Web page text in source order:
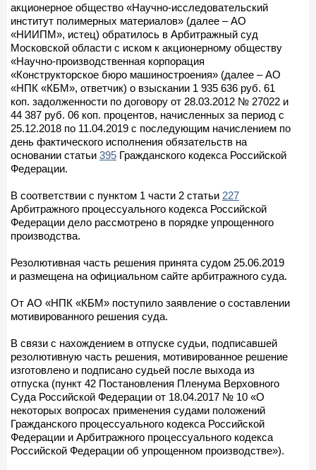
акционерное общество «Научно-исследовательский
институт полимерных материалов» (далее – АО
«НИИПМ», истец) обратилось в Арбитражный суд
Московской области с иском к акционерному обществу
«Научно-производственная корпорация
«Конструкторское бюро машиностроения» (далее – АО
«НПК «КБМ», ответчик) о взыскании 1 935 636 руб. 61
коп. задолженности по договору от 28.03.2012 № 27022 и
44 387 руб. 06 коп. процентов, начисленных за период с
25.12.2018 по 11.04.2019 с последующим начислением по
день фактического исполнения обязательств на
основании статьи 395 Гражданского кодекса Российской
Федерации.
В соответствии с пунктом 1 части 2 статьи 227
Арбитражного процессуального кодекса Российской
Федерации дело рассмотрено в порядке упрощенного
производства.
Резолютивная часть решения принята судом 25.06.2019
и размещена на официальном сайте арбитражного суда.
От АО «НПК «КБМ» поступило заявление о составлении
мотивированного решения суда.
В связи с нахождением в отпуске судьи, подписавшей
резолютивную часть решения, мотивированное решение
изготовлено и подписано судьей после выхода из
отпуска (пункт 42 Постановления Пленума Верховного
Суда Российской Федерации от 18.04.2017 № 10 «О
некоторых вопросах применения судами положений
Гражданского процессуального кодекса Российской
Федерации и Арбитражного процессуального кодекса
Российской Федерации об упрощенном производстве»).